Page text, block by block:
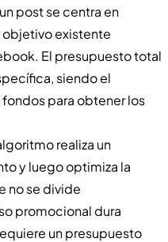
post se centra en
existente
El presupuesto total
siendo el
para obtener los
realiza un
y luego optimiza la
no se divide
promocional dura
un presupuesto